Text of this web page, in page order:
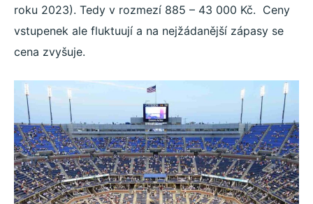
roku 2023). Tedy v rozmezí 885 – 43 000 Kč. Ceny
vstupenek ale fluktuují a na nejžádanější zápasy se
cena zvyšuje.